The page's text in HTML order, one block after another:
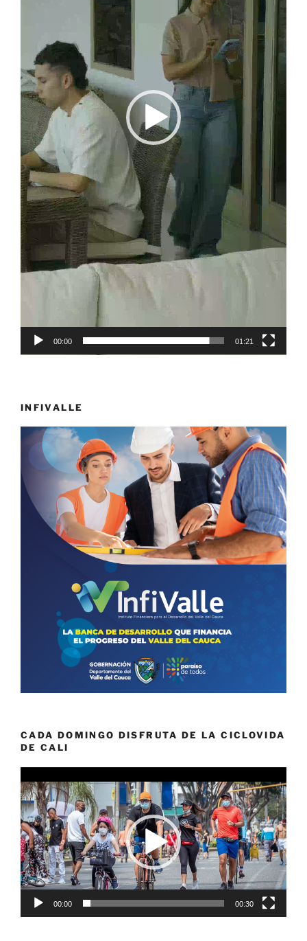
00:00 01:21
INFIVALLE
CADA DOMINGO DISFRUTA DE LA CICLOVIDA
DE CALI
de
vídeo
00:00 00:30